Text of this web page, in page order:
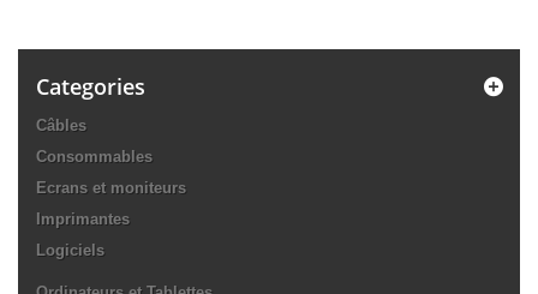
Categories
Câbles
Consommables
Ecrans et moniteurs
Imprimantes
Logiciels